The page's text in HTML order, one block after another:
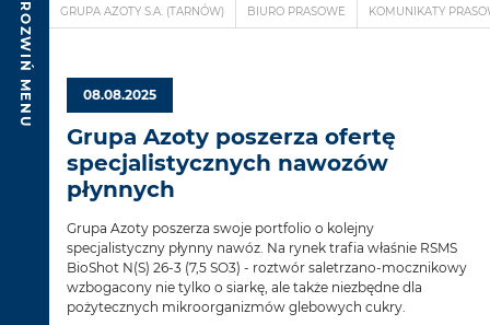
ROZWIŃ MENU GRUPA AZOTY S.A. (TARNÓW) BIURO PRASOWE KOMUNIKATY
08.08.2025
Grupa Azoty poszerza ofertę
specjalistycznych nawozów
płynnych
Grupa Azoty poszerza swoje portfolio o kolejny
specjalistyczny płynny nawóz. Na rynek trafia właśnie RSMS
BioShot N(S) 26-3 (7,5 SO3) - roztwór saletrzano-mocznikowy
wzbogacony nie tylko o siarkę, ale także niezbędne dla
pożytecznych mikroorganizmów glebowych cukry.